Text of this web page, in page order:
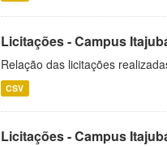
Licitações - Campus
Relação das licitações
CSV
Licitações - Campus